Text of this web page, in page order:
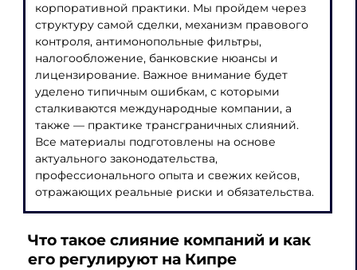
корпоративной практики. Мы пройдем через
структуру самой сделки, механизм правового
контроля, антимонопольные фильтры,
налогообложение, банковские нюансы и
лицензирование. Важное внимание будет
уделено типичным ошибкам, с которыми
сталкиваются международные компании, а
также — практике трансграничных слияний.
Все материалы подготовлены на основе
актуального законодательства,
профессионального опыта и свежих кейсов,
отражающих реальные риски и обязательства.
Что такое слияние компаний и как
его регулируют на Кипре